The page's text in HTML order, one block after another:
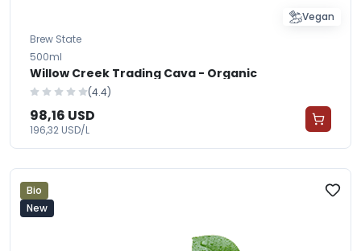
Vegan
Brew State
500ml
Willow Creek Trading Cava - Organic
(4.4)
98,16 USD
196,32 USD/L
Bio
New